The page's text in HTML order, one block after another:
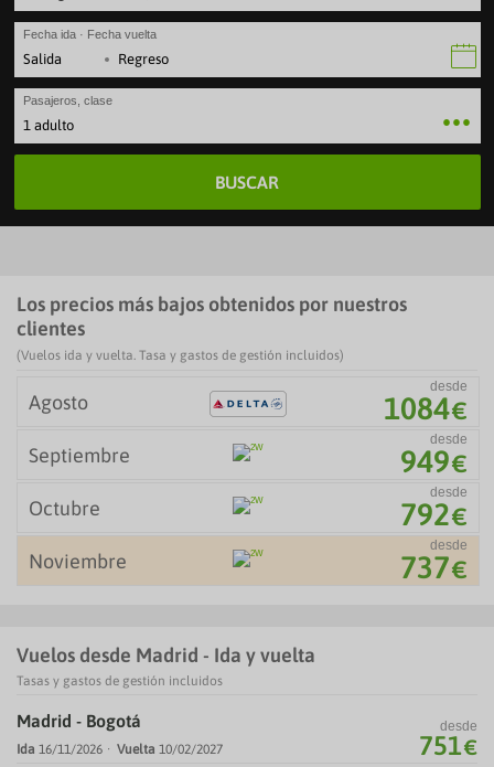
Fecha ida · Fecha vuelta
·
Pasajeros, clase
1 adulto
BUSCAR
Los precios más bajos obtenidos por nuestros
clientes
(Vuelos ida y vuelta. Tasa y gastos de gestión incluidos)
Agosto
desde
1084€
Septiembre
desde
949€
Octubre
desde
792€
Noviembre
desde
737€
Vuelos desde Madrid - Ida y vuelta
Tasas y gastos de gestión incluidos
Madrid - Bogotá
Ida 16/11/2026 Vuelta 10/02/2027
desde
751€